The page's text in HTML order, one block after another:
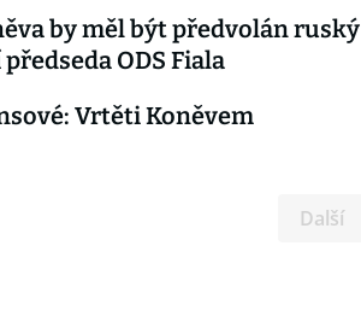
by měl být předvolán ruský
ODS Fiala
Vrtěti Koněvem
Další